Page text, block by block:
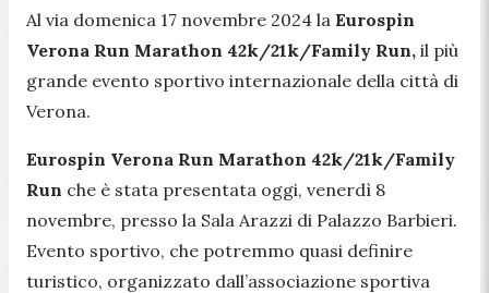
Al via domenica 17 novembre 2024 la Eurospin
Verona Run Marathon 42k/21k/Family Run, il più
grande evento sportivo internazionale della città di
Verona.
Eurospin Verona Run Marathon 42k/21k/Family
Run che è stata presentata oggi, venerdì 8
novembre, presso la Sala Arazzi di Palazzo Barbieri.
Evento sportivo, che potremmo quasi definire
turistico, organizzato dall’associazione sportiva